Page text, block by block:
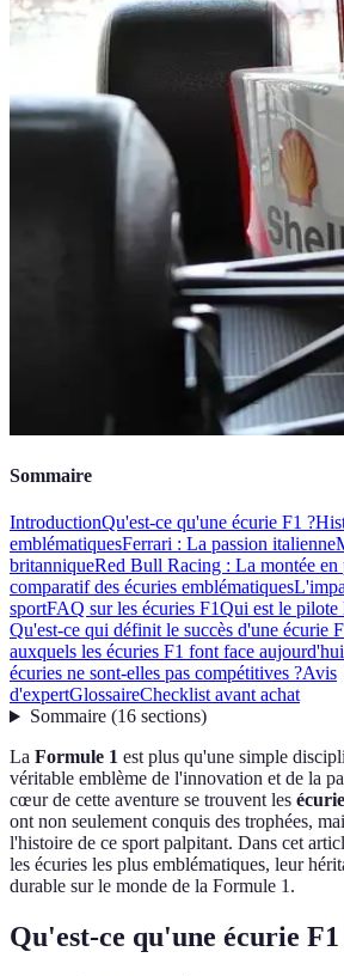
Sommaire
IntroductionQu'est-ce qu'une écurie F1 ?
emblématiquesFerrari : La passion italienne
britanniqueRed Bull Racing : La montée en
comparatif des écuries emblématiques
sportFAQ sur les écuries F1Qui est le pilote
Qu'est-ce qui définit le succès d'une écurie
auxquels les écuries F1 font face
écuries ne sont-elles pas compétitives ?Avis
d'expertGlossaireChecklist avant achat
Sommaire(16 sections)
La Formule 1 est plus qu'une simple
véritable emblème de l'innovation et de la
cœur de cette aventure se trouvent les
ont non seulement conquis des trophées,
l'histoire de ce sport palpitant. Dans cet
les écuries les plus emblématiques, leur
durable sur le monde de la Formule 1.
Qu'est-ce qu'une écurie F1